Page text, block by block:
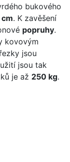
bukového
. K zavěšení
popruhy.
kovovým
jsou
jsou tak
je až 250 kg.